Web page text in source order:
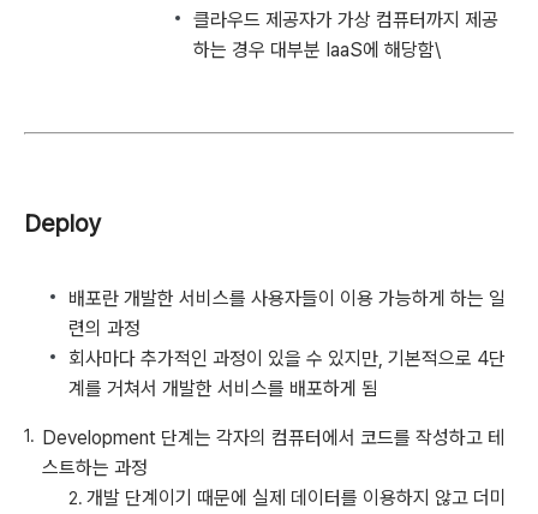
클라우드 제공자가 가상 컴퓨터까지 제공
하는 경우 대부분 IaaS에 해당함\
Deploy
배포란 개발한 서비스를 사용자들이 이용 가능하게 하는 일
련의 과정
회사마다 추가적인 과정이 있을 수 있지만, 기본적으로 4단
계를 거쳐서 개발한 서비스를 배포하게 됨
Development 단계는 각자의 컴퓨터에서 코드를 작성하고 테
스트하는 과정
개발 단계이기 때문에 실제 데이터를 이용하지 않고 더미